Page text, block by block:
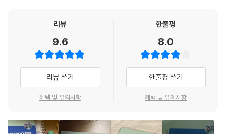
리뷰
9.6
리뷰 쓰기
혜택 및 유의사항
한줄평
8.0
한줄평 쓰기
혜택 및 유의사항